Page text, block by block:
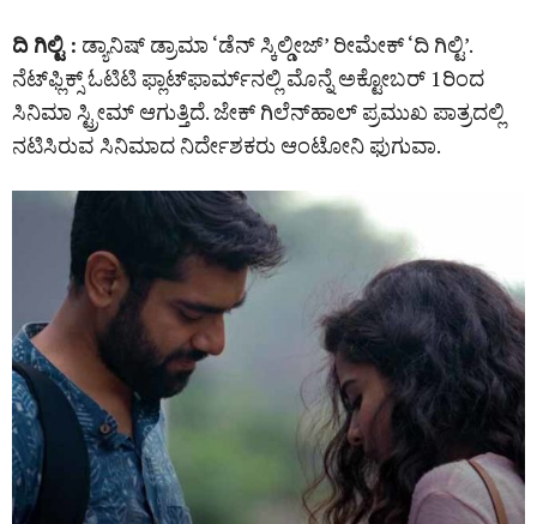
ದಿ ಗಿಲ್ಟಿ : ಡ್ಯಾನಿಷ್‌ ಡ್ರಾಮಾ ‘ಡೆನ್‌ ಸ್ಕಿಲ್ಡೀಜ್‌’ ರೀಮೇಕ್‌ ‘ದಿ ಗಿಲ್ಟಿ’.
ನೆಟ್‌ಫ್ಲಿಕ್ಸ್‌ ಓಟಿಟಿ ಫ್ಲಾಟ್‌ಫಾರ್ಮ್‌ನಲ್ಲಿ ಮೊನ್ನೆ ಅಕ್ಟೋಬರ್‌ 1ರಿಂದ
ಸಿನಿಮಾ ಸ್ಟ್ರೀಮ್‌ ಆಗುತ್ತಿದೆ. ಜೇಕ್ ಗಿಲೆನ್‌ಹಾಲ್‌ ಪ್ರಮುಖ ಪಾತ್ರದಲ್ಲಿ
ನಟಿಸಿರುವ ಸಿನಿಮಾದ ನಿರ್ದೇಶಕರು ಆಂಟೋನಿ ಫುಗುವಾ.